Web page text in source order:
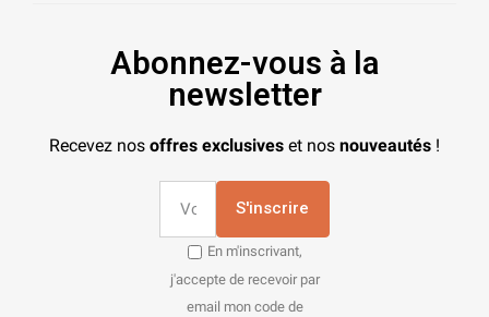
Abonnez-vous à la
newsletter
Recevez nos offres exclusives et nos nouveautés !
S'inscrire
En m'inscrivant,
j'accepte de recevoir par
email mon code de